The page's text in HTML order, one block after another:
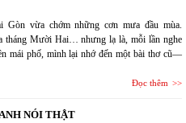
Gòn vừa chớm những cơn mưa đầu mùa.
tháng Mười Hai… nhưng lạ là, mỗi lần nghe
mái phố, mình lại nhớ đến một bài thơ cũ—
Đọc thêm
NÓI THẬT